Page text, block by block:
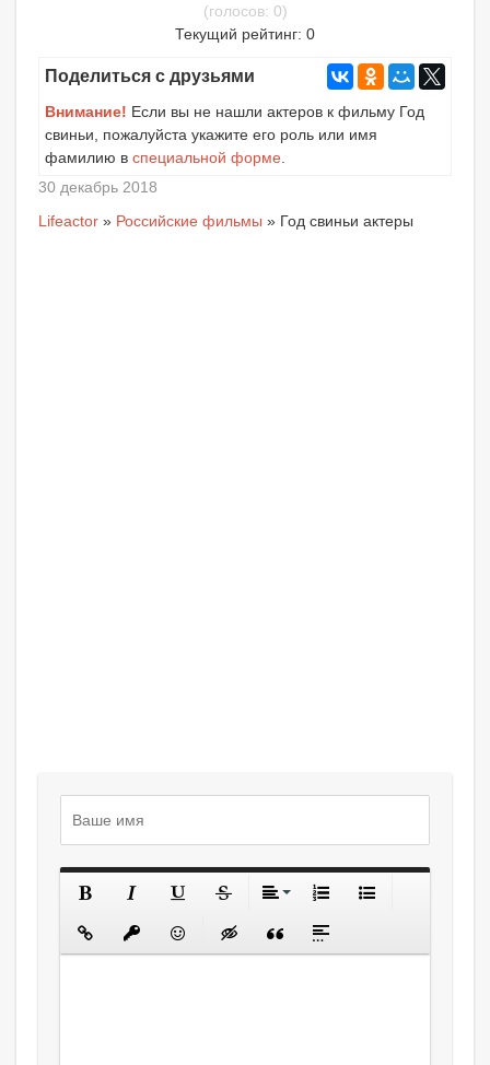
(голосов: 0)
Текущий рейтинг: 0
Поделиться с друзьями
Внимание! Если вы не нашли актеров к фильму Год
свиньи, пожалуйста укажите его роль или имя
фамилию в специальной форме
30 декабрь 2018
Lifeactor » Российские фильмы » Год свиньи актеры